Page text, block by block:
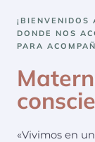
¡BIENVENIDOS
DONDE NOS
PARA
«Vivimos en